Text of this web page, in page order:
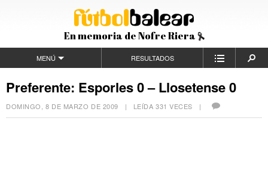
En memoria de Nofre Riera
MENÚ RESULTADOS
Preferente: Esporles 0 – Llosetense 0
DOMINGO, 8 DE MARZO DE 2009 | LEÍDA 331 VECES |